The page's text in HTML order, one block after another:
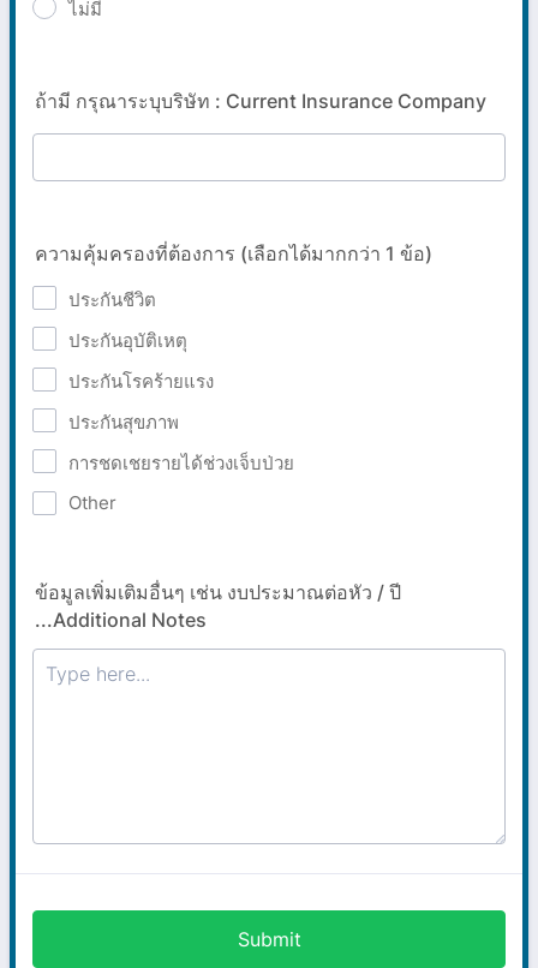
ไม่มี
ถ้ามี กรุณาระบุบริษัท : Current Insurance Company
ความคุ้มครองที่ต้องการ (เลือกได้มากกว่า 1 ข้อ)
ประกันชีวิต
ประกันอุบัติเหตุ
ประกันโรคร้ายแรง
ประกันสุขภาพ
การชดเชยรายได้ช่วงเจ็บป่วย
Other
ข้อมูลเพิ่มเติมอื่นๆ เช่น งบประมาณต่อหัว / ปี
...Additional Notes
Submit